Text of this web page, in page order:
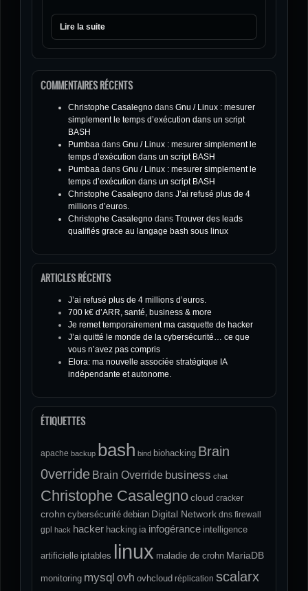
Lire la suite
COMMENTAIRES RÉCENTS
Christophe Casalegno dans Gnu / Linux : mesurer
simplement le temps d’exécution dans un script
BASH
Pumbaa dans Gnu / Linux : mesurer simplement le
temps d’exécution dans un script BASH
Pumbaa dans Gnu / Linux : mesurer simplement le
temps d’exécution dans un script BASH
Christophe Casalegno dans J’ai refusé plus de 4
millions d’euros.
Christophe Casalegno dans Trouver des leads
qualifiés grace au langage bash sous linux
ARTICLES RÉCENTS
J’ai refusé plus de 4 millions d’euros.
700 k€ d’ARR, santé, business & more
Je remet temporairement ma casquette de hacker
J’ai quitté le monde de la cybersécurité… ce que
vous n’avez pas compris
Elora: ma nouvelle associée stratégique IA
indépendante et autonome.
ÉTIQUETTES
apache backup bash bind biohacking Brain
0verride Brain Override business chat
Christophe Casalegnocloud cracker
crohn cybersécurité debian Digital Network dns firewall
gpl hack hacker hacking ia infogérance intelligence
artificielle iptables linux maladie de crohn MariaDB
monitoring mysql ovh ovhcloud réplication scalarx